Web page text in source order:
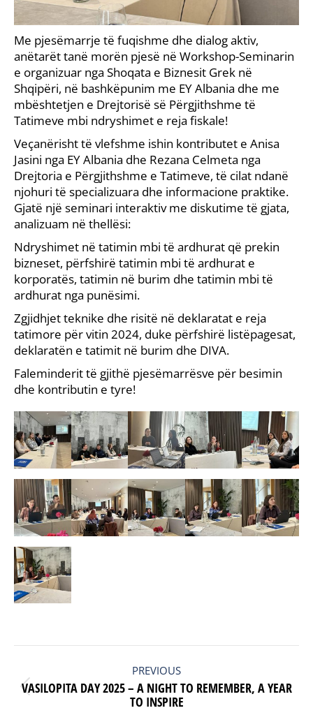
Me pjesëmarrje të fuqishme dhe dialog aktiv,
anëtarët tanë morën pjesë në Workshop-Seminarin
e organizuar nga Shoqata e Biznesit Grek në
Shqipëri, në bashkëpunim me EY Albania dhe me
mbështetjen e Drejtorisë së Përgjithshme të
Tatimeve mbi ndryshimet e reja fiskale!
Veçanërisht të vlefshme ishin kontributet e Anisa
Jasini nga EY Albania dhe Rezana Celmeta nga
Drejtoria e Përgjithshme e Tatimeve, të cilat ndanë
njohuri të specializuara dhe informacione praktike.
Gjatë një seminari interaktiv me diskutime të gjata,
analizuam në thellësi:
Ndryshimet në tatimin mbi të ardhurat që prekin
bizneset, përfshirë tatimin mbi të ardhurat e
korporatës, tatimin në burim dhe tatimin mbi të
ardhurat nga punësimi.
Zgjidhjet teknike dhe risitë në deklaratat e reja
tatimore për vitin 2024, duke përfshirë listëpagesat,
deklaratën e tatimit në burim dhe DIVA.
Faleminderit të gjithë pjesëmarrësve për besimin
dhe kontributin e tyre!
NAVIGATION
PREVIOUS
Previous
post:
VASILOPITA DAY 2025 – A NIGHT TO REMEMBER, A YEAR
TO INSPIRE